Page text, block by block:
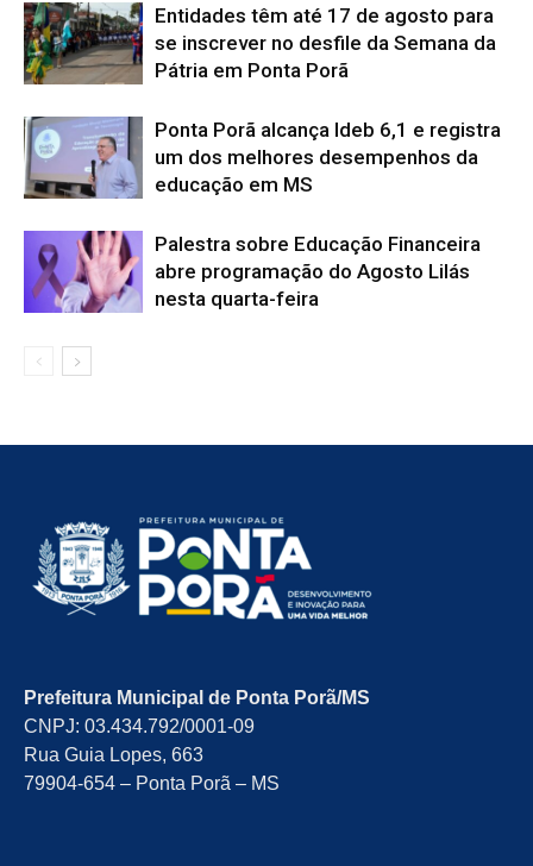
Entidades têm até 17 de agosto para
se inscrever no desfile da Semana da
Pátria em Ponta Porã
Ponta Porã alcança Ideb 6,1 e registra
um dos melhores desempenhos da
educação em MS
Palestra sobre Educação Financeira
abre programação do Agosto Lilás
nesta quarta-feira
Prefeitura Municipal de Ponta Porã/MS
CNPJ: 03.434.792/0001-09
Rua Guia Lopes, 663
79904-654 – Ponta Porã – MS